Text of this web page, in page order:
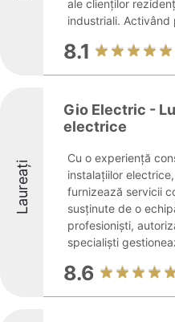
ale clienților
industriali. Activând
8.1
Laureați
Gio Electric -
electrice
Cu o experiență
instalațiilor
furnizează servicii
susținute de o
profesioniști,
specialiști
8.6